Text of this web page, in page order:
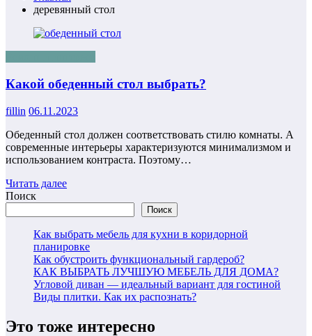
деревянный стол
Какой обеденный стол выбрать?
fillin 06.11.2023
Обеденный стол должен соответствовать стилю комнаты. А
современные интерьеры характеризуются минимализмом и
использованием контраста. Поэтому…
Читать далее
Поиск
Поиск
Как выбрать мебель для кухни в коридорной
планировке
Как обустроить функциональный гардероб?
КАК ВЫБРАТЬ ЛУЧШУЮ МЕБЕЛЬ ДЛЯ ДОМА?
Угловой диван — идеальный вариант для гостиной
Виды плитки. Как их распознать?
Это тоже интересно